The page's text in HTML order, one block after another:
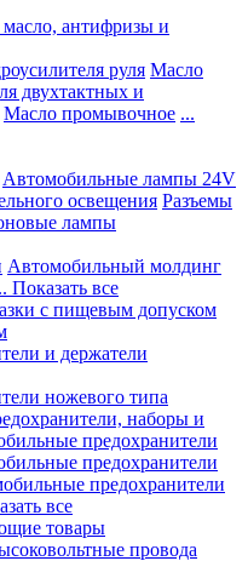
антифризы и
руля Масло
двухтактных и
Масло промывочное ...
Автомобильные лампы 24V
освещения Разъемы
лампы
Автомобильный молдинг
Показать все
с пищевым допуском
и держатели
ножевого типа
наборы и
предохранители
предохранители
предохранители
все
товары
провода